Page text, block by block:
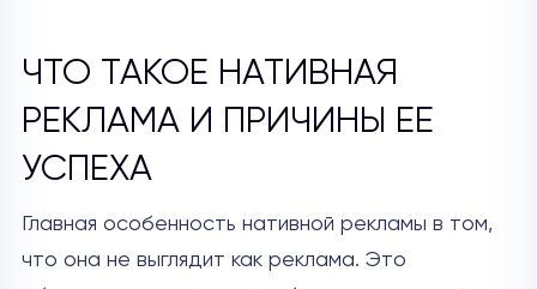
ЧТО ТАКОЕ НАТИВНАЯ
РЕКЛАМА И ПРИЧИНЫ ЕЕ
УСПЕХА
Главная особенность нативной рекламы в том,
что она не выглядит как реклама. Это